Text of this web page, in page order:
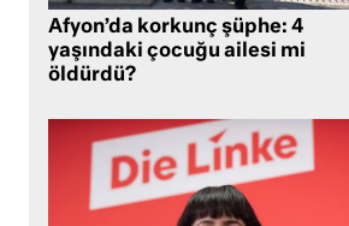
Afyon’da korkunç şüphe: 4
yaşındaki çocuğu ailesi mi
öldürdü?